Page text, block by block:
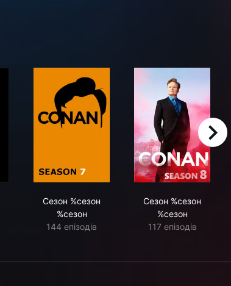
Сезон %сезон
%сезон
144 епізодів
Сезон %сезон
%сезон
117 епізодів
right